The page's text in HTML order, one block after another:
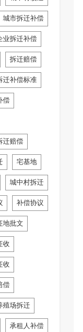
城市拆迁补偿
业拆迁补偿
拆迁赔偿
迁补偿标准
偿
迁赔偿
宅基地
城中村拆迁
补偿协议
地批文
收
收
偿
殖场拆迁
承租人补偿